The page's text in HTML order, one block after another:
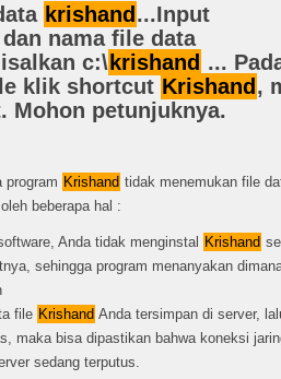
krishand...Input
nama file data
c:\krishand ...
klik shortcut Krishand,
Mohon petunjuknya.
program Krishand tidak menemukan file
beberapa hal :
Anda tidak menginstal Krishand
sehingga program menanyakan
file Krishand Anda tersimpan di server,
maka bisa dipastikan bahwa koneksi
sedang terputus.